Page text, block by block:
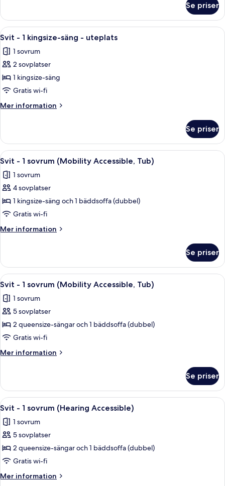
viss
havsutsikt
-
sovrum
viss
havsutsikt
Se priser
Öppna
alla
foton
för
Svit
-
1
kingsize-
-
uteplats
Ett hotellrum med en säng, ett
6
Svit - 1 kingsize-säng - uteplats
1 sovrum
2 sovplatser
1 kingsize-säng
Gratis wi-fi
Mer information
Mer
-
kingsize-
uteplats
Se priser
Öppna
alla
foton
för
Svit
-
1
sovrum
Accessible,
Tub)
Ett hotellrum med en stor säng, en
5
Svit - 1 sovrum (Mobility Accessible, Tub)
1 sovrum
4 sovplatser
1 kingsize-säng och 1 bäddsoffa (dubbel)
Gratis wi-fi
Mer information
Mer
-
sovrum
Accessible,
Tub)
Se priser
Öppna
alla
foton
för
Svit
-
1
sovrum
Accessible,
Tub)
Ett hotellrum med två sängar, en tv,
5
Svit - 1 sovrum (Mobility Accessible, Tub)
1 sovrum
5 sovplatser
2 queensize-sängar och 1 bäddsoffa (dubbel)
Gratis wi-fi
Mer information
Mer
-
sovrum
Accessible,
Tub)
Se priser
Öppna
alla
foton
för
Svit
-
1
sovrum
Ett hotellrum med två sängar, en tv,
5
Svit - 1 sovrum (Hearing Accessible)
1 sovrum
5 sovplatser
2 queensize-sängar och 1 bäddsoffa (dubbel)
Gratis wi-fi
Mer information
Mer